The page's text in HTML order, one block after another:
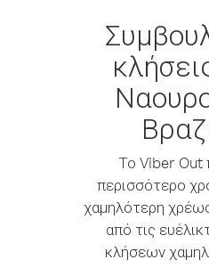
Το Viber Out
περισσότερο
χαμηλότερη
από τις
κλήσεων